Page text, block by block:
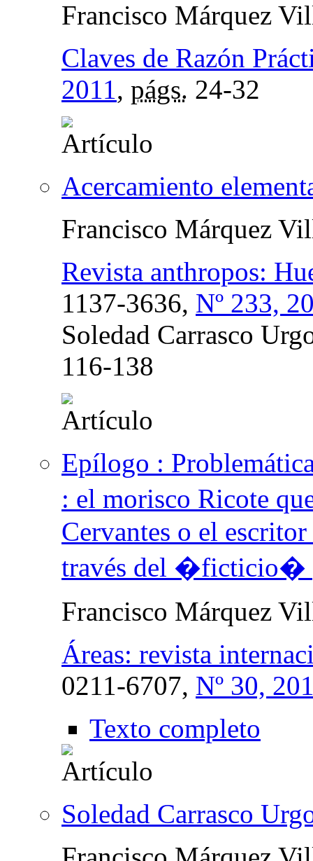
Francisco Márquez
Claves de Razón
2011, págs. 24-32
Acercamiento
Francisco Márquez
Revista anthropos:
1137-3636, Nº 233,
Soledad Carrasco
116-138
Epílogo :
: el morisco Ricote
Cervantes o el
través del �ficticio�
Francisco Márquez
Áreas: revista
0211-6707, Nº 30,
Texto completo
Soledad Carrasco